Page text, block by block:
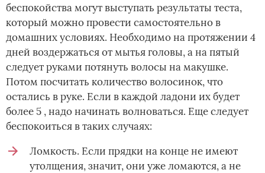
беспокойства могут выступать результаты теста,
который можно провести самостоятельно в
домашних условиях. Необходимо на протяжении 4
дней воздержаться от мытья головы, а на пятый
следует руками потянуть волосы на макушке.
Потом посчитать количество волосинок, что
остались в руке. Если в каждой ладони их будет
более 5 , надо начинать волноваться. Еще следует
беспокоиться в таких случаях:
Ломкость. Если прядки на конце не имеют
утолщения, значит, они уже ломаются, а не